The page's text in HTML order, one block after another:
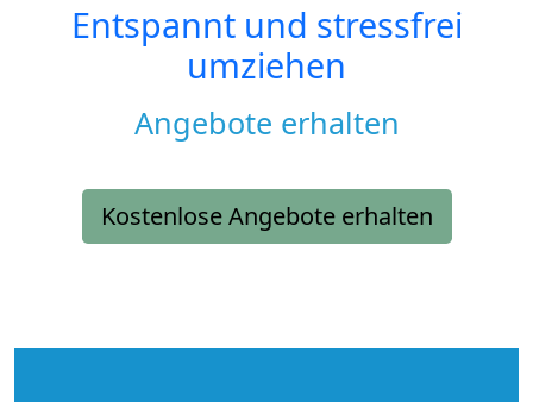
Entspannt und stressfrei
umziehen
Angebote erhalten
Kostenlose Angebote erhalten